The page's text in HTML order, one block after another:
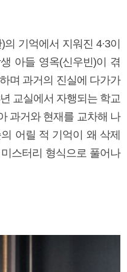
의 기억에서 지워진 4·3이
아들 영옥(신우빈)이 겪
며 과거의 진실에 다가가
교실에서 자행되는 학교
과거와 현재를 교차해 나
어릴 적 기억이 왜 삭제
스터리 형식으로 풀어나